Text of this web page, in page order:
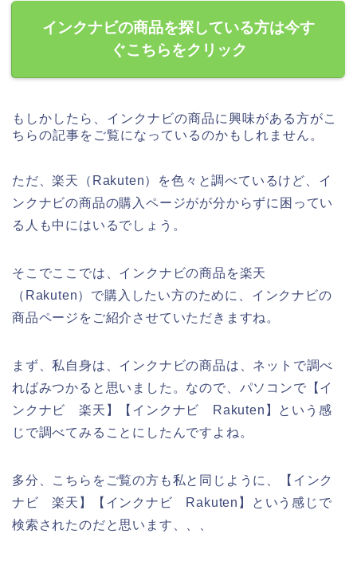
インクナビの商品を探している方は今す
ぐこちらをクリック
もしかしたら、インクナビの商品に興味がある方がこ
ちらの記事をご覧になっているのかもしれません。
ただ、楽天（Rakuten）を色々と調べているけど、イ
ンクナビの商品の購入ページがが分からずに困ってい
る人も中にはいるでしょう。
そこでここでは、インクナビの商品を楽天
（Rakuten）で購入したい方のために、インクナビの
商品ページをご紹介させていただきますね。
まず、私自身は、インクナビの商品は、ネットで調べ
ればみつかると思いました。なので、パソコンで【イ
ンクナビ 楽天】【インクナビ Rakuten】という感
じで調べてみることにしたんですよね。
多分、こちらをご覧の方も私と同じように、【インク
ナビ 楽天】【インクナビ Rakuten】という感じで
検索されたのだと思います、、、